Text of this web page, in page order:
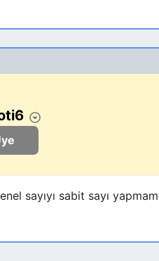
sayıyı sabit sayı